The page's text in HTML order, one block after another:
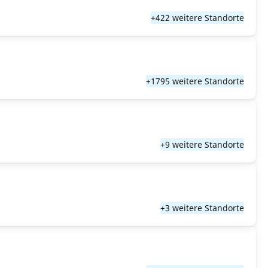
+422 weitere Standorte
+1795 weitere Standorte
+9 weitere Standorte
+3 weitere Standorte